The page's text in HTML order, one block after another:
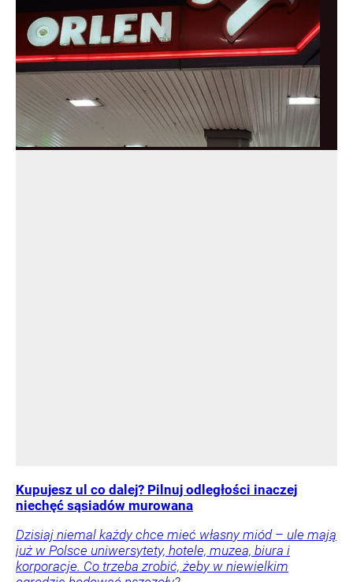
Kupujesz ul co dalej? Pilnuj odległości inaczej
niechęć sąsiadów murowana
Dzisiaj niemal każdy chce mieć własny miód – ule mają
już w Polsce uniwersytety, hotele, muzea, biura i
korporacje. Co trzeba zrobić, żeby w niewielkim